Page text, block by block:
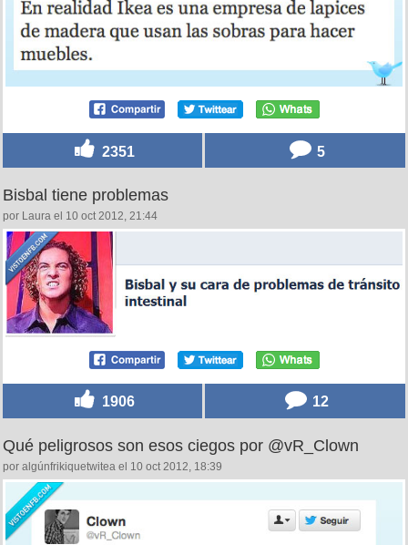
2351 5
Bisbal tiene problemas
por Laura el 10 oct 2012, 21:44
1906 12
Qué peligrosos son esos ciegos por @vR_Clown
por algúnfrikiquetwitea el 10 oct 2012, 18:39